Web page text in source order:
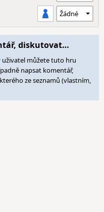
diskutovat…
uživatel můžete tuto hru
napsat komentář,
ze seznamů (vlastním,